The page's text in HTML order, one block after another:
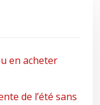
en acheter
de l’été sans